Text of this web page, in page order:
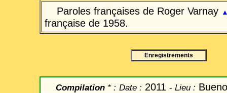
Paroles françaises de Roger Varnay
française de 1958.
Enregistrements
Compilation * : Date : 2011 - Lieu :